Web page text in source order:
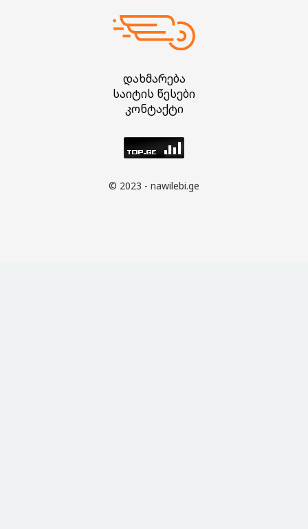
დახმარება
საიტის წესები
კონტაქტი
© 2023 - nawilebi.ge